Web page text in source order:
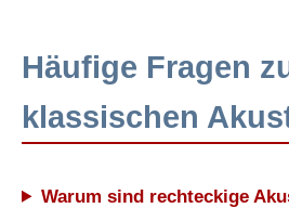
Häufige Fragen
klassischen
Warum sind rechteckige